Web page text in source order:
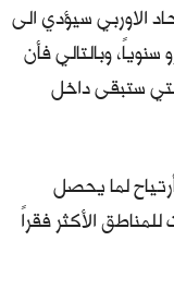
الاوربي سيؤدي الى
الى 10 مليار يورو سنوياً، وبالتالي فأن
بين 27 دولة من التي ستبقى داخل
لما يحصل
الأكثر فقراً